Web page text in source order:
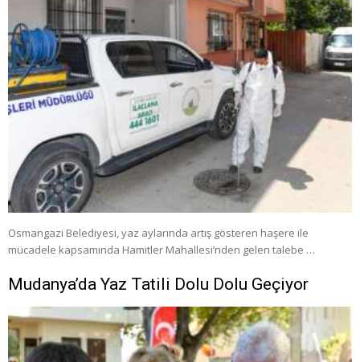
Osmangazi Belediyesi, yaz aylarında artış gösteren haşere ile
mücadele kapsamında Hamitler Mahallesi’nden gelen talebe …
Mudanya’da Yaz Tatili Dolu Dolu Geçiyor